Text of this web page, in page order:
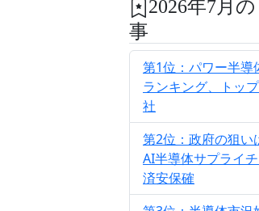
2026年7月
事
第1位：パワー半導
ランキング、トッ
社
第2位：政府の狙い
AI半導体サプライ
済安保確